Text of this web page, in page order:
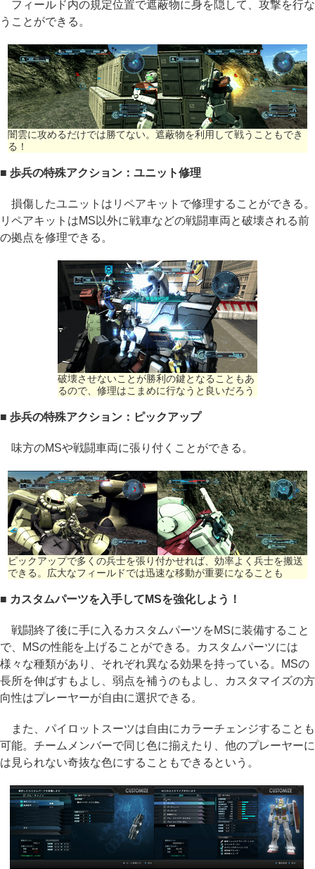
フィールド内の規定位置で遮蔽物に身を隠して、攻撃を行な
うことができる。
闇雲に攻めるだけでは勝てない。遮蔽物を利用して戦うこともでき
る！
■ 歩兵の特殊アクション：ユニット修理
損傷したユニットはリペアキットで修理することができる。
リペアキットはMS以外に戦車などの戦闘車両と破壊される前
の拠点を修理できる。
破壊させないことが勝利の鍵となることもあ
るので、修理はこまめに行なうと良いだろう
■ 歩兵の特殊アクション：ピックアップ
味方のMSや戦闘車両に張り付くことができる。
ピックアップで多くの兵士を張り付かせれば、効率よく兵士を搬送
できる。広大なフィールドでは迅速な移動が重要になることも
■ カスタムパーツを入手してMSを強化しよう！
戦闘終了後に手に入るカスタムパーツをMSに装備すること
で、MSの性能を上げることができる。カスタムパーツには
様々な種類があり、それぞれ異なる効果を持っている。MSの
長所を伸ばすもよし、弱点を補うのもよし、カスタマイズの方
向性はプレーヤーが自由に選択できる。
また、パイロットスーツは自由にカラーチェンジすることも
可能。チームメンバーで同じ色に揃えたり、他のプレーヤーに
は見られない奇抜な色にすることもできるという。